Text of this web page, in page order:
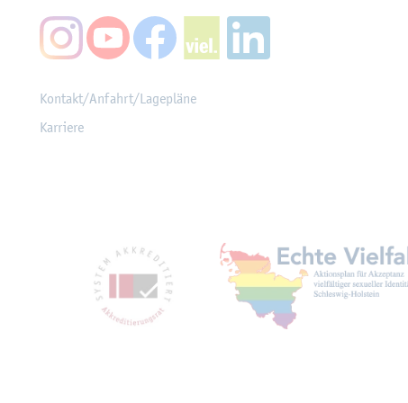
Kon­takt/An­fahrt/La­ge­plä­ne
Kar­rie­re
Mit­glied­schaf­ten,